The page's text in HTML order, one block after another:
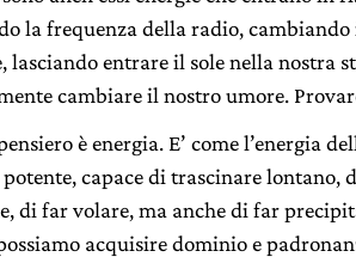
la frequenza della radio,
lasciando entrare il sole nella nostra
cambiare il nostro umore.
è energia. E’ come l’energia
potente, capace di trascinare lontano,
di far volare, ma anche di far
acquisire dominio e